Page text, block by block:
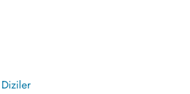
Diziler